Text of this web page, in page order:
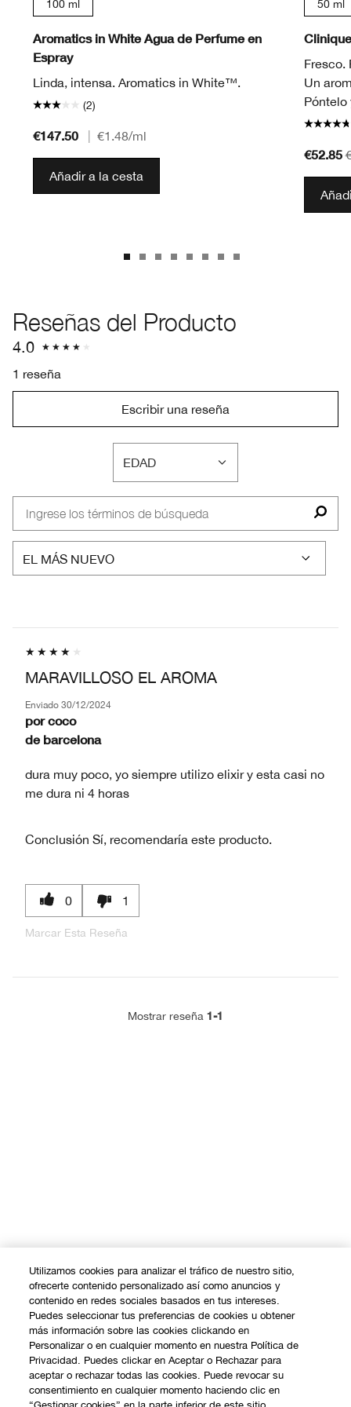
100 ml
Aromatics in White Agua de Perfume en
Espray
Linda, intensa. Aromatics in White™.
(2)
€147.50 €1.48/ml
Añadir a la cesta
50 ml
Fresco.
Un
Póntelo
€52.85
Reseñas del Producto
4.0
1 reseña
Escribir una reseña
EDAD
FILTRAR
RESEÑAS
EDAD
MARAVILLOSO EL AROMA
Enviado 30/12/2024
por coco
de barcelona
dura muy poco, yo siempre utilizo elixir y esta casi no
me dura ni 4 horas
Conclusión Sí, recomendaría este producto.
0 1
Marcar Esta Reseña
Mostrar reseña 1-1
Utilizamos cookies para analizar el tráfico de nuestro sitio,
ofrecerte contenido personalizado así como anuncios y
contenido en redes sociales basados en tus intereses.
Puedes seleccionar tus preferencias de cookies u obtener
más información sobre las cookies clickando en
Personalizar o en cualquier momento en nuestra Política de
Privacidad. Puedes clickar en Aceptar o Rechazar para
aceptar o rechazar todas las cookies. Puede revocar su
consentimiento en cualquier momento haciendo clic en